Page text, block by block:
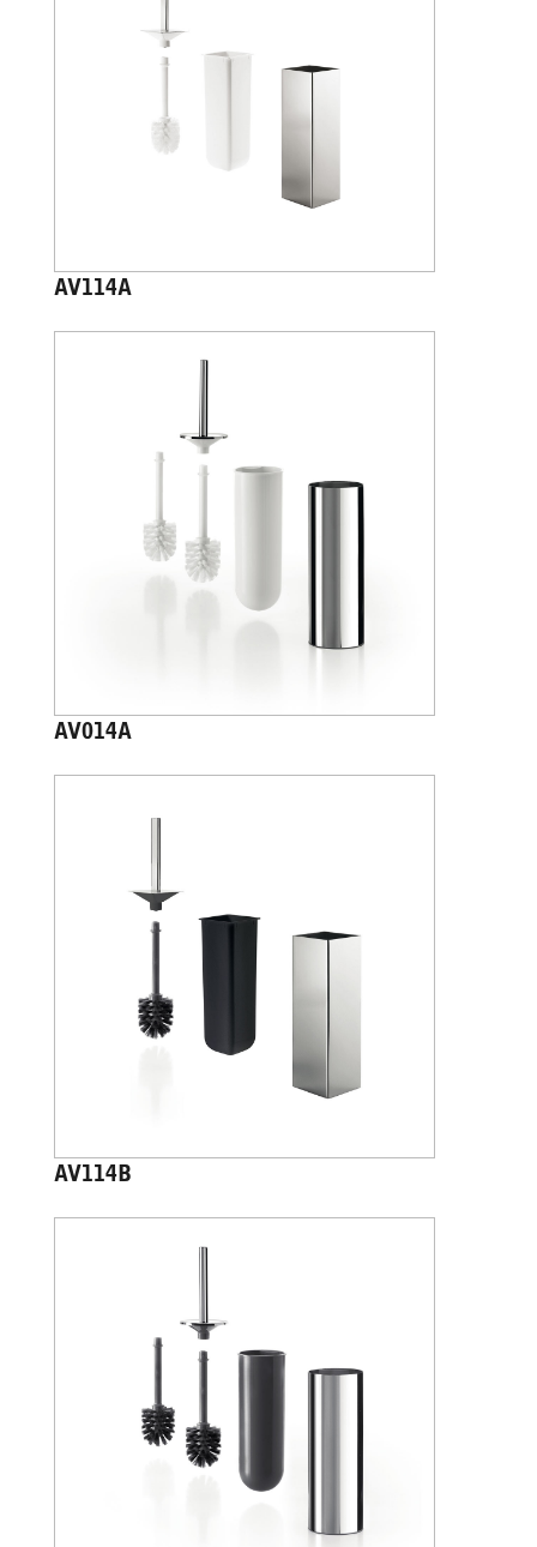
AV114A
AV014A
AV114B